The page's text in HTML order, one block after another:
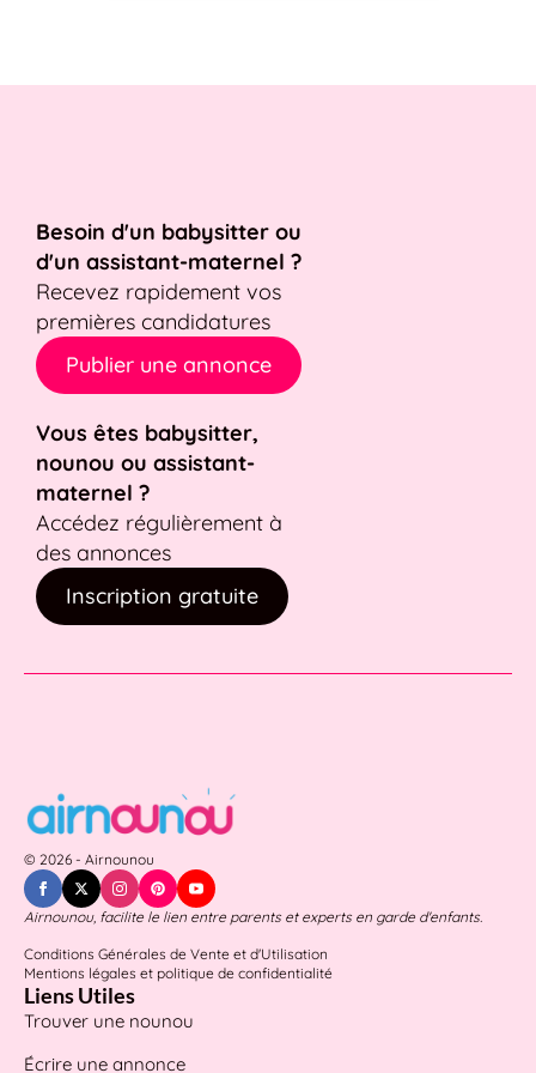
Besoin d'un babysitter ou
d'un assistant-maternel ?
Recevez rapidement vos
premières candidatures
Publier une annonce
Vous êtes babysitter,
nounou ou assistant-
maternel ?
Accédez régulièrement à
des annonces
Inscription gratuite
© 2026 - Airnounou
Airnounou, facilite le lien entre parents et experts en garde d'enfants.
Conditions Générales de Vente et d'Utilisation
Mentions légales et politique de confidentialité
Liens Utiles
Trouver une nounou
Écrire une annonce